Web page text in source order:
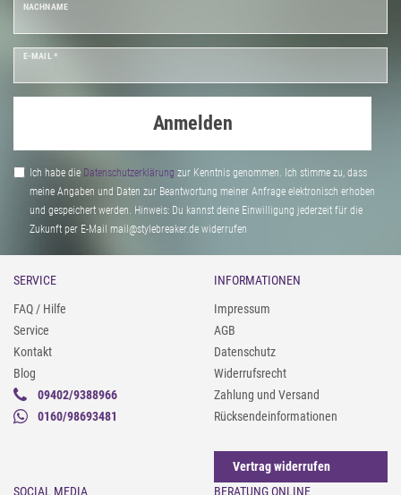
NACHNAME
E-MAIL *
Anmelden
Ich habe die Daten­schutz­erklärung zur Kenntnis genommen. Ich stimme zu, dass
meine Angaben und Daten zur Beantwortung meiner Anfrage elektronisch erhoben
und gespeichert werden. Hinweis: Du kannst deine Einwilligung jederzeit für die
Zukunft per E-Mail mail@stylebreaker.de widerrufen
SERVICE
FAQ / Hilfe
Service
Kontakt
Blog
09402/9388966
0160/98693481
INFORMATIONEN
Impressum
AGB
Datenschutz
Widerrufsrecht
Zahlung und Versand
Rücksendeinformationen
Vertrag widerrufen
SOCIAL MEDIA
BERATUNG ONLINE